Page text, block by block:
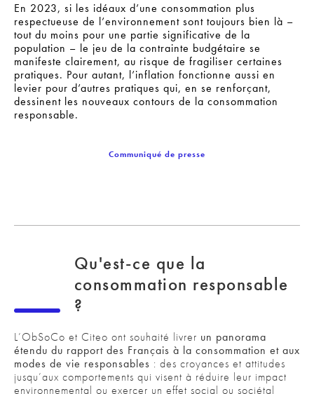
En 2023, si les idéaux d’une consommation plus
respectueuse de l’environnement sont toujours bien là –
tout du moins pour une partie significative de la
population – le jeu de la contrainte budgétaire se
manifeste clairement, au risque de fragiliser certaines
pratiques. Pour autant, l’inflation fonctionne aussi en
levier pour d’autres pratiques qui, en se renforçant,
dessinent les nouveaux contours de la consommation
responsable.
Communiqué de presse
Qu'est-ce que la
consommation responsable
?
L’ObSoCo et Citeo ont souhaité livrer un panorama
étendu du rapport des Français à la consommation et aux
modes de vie responsables : des croyances et attitudes
jusqu’aux comportements qui visent à réduire leur impact
environnemental ou exercer un effet social ou sociétal